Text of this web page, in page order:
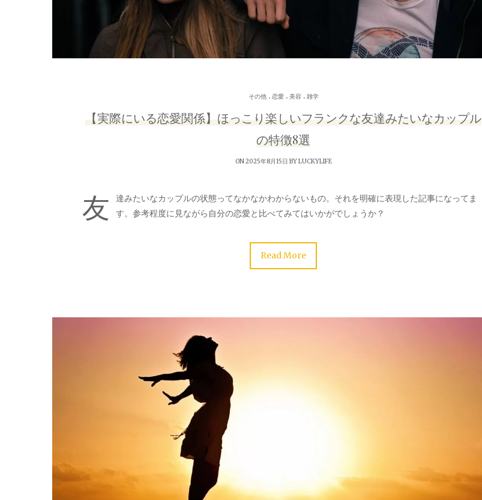
その他. 恋愛. 美容 . 雑学
【実際にいる恋愛関係】ほっこり楽しいフランクな友達みたいなカップル
の特徴8選
ON 2025年8月15日 BYLUCKYLIFE
友
達みたいなカップルの状態ってなかなかわからないもの。それを明確に表現した記事になってま
す。参考程度に見ながら自分の恋愛と比べてみてはいかがでしょうか？
Read More